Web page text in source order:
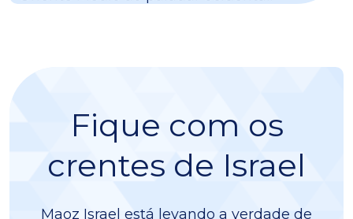
Fique com os
crentes de Israel
Maoz Israel está levando a verdade de